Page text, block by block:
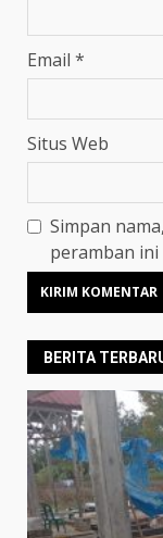
Email *
Situs Web
Simpan
peramban
BERITA